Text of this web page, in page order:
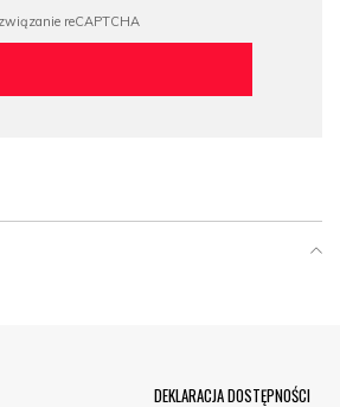
DEKLARACJA DOSTĘPNOŚCI